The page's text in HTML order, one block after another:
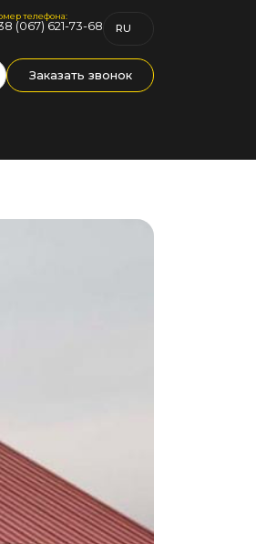
телефона:
(067) 621-73-68
RU
Заказать звонок